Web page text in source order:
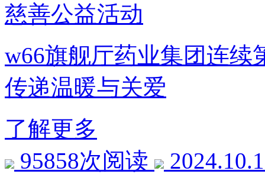
慈善公益活动
w66旗舰厅药业集团连续
传递温暖与关爱
了解更多
95858次阅读